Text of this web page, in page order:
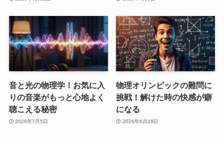
音と光の物理学！お気に入
りの音楽がもっと心地よく
聴こえる秘密
2026年7月5日
物理オリンピックの難問に
挑戦！解けた時の快感が癖
になる
2026年6月28日